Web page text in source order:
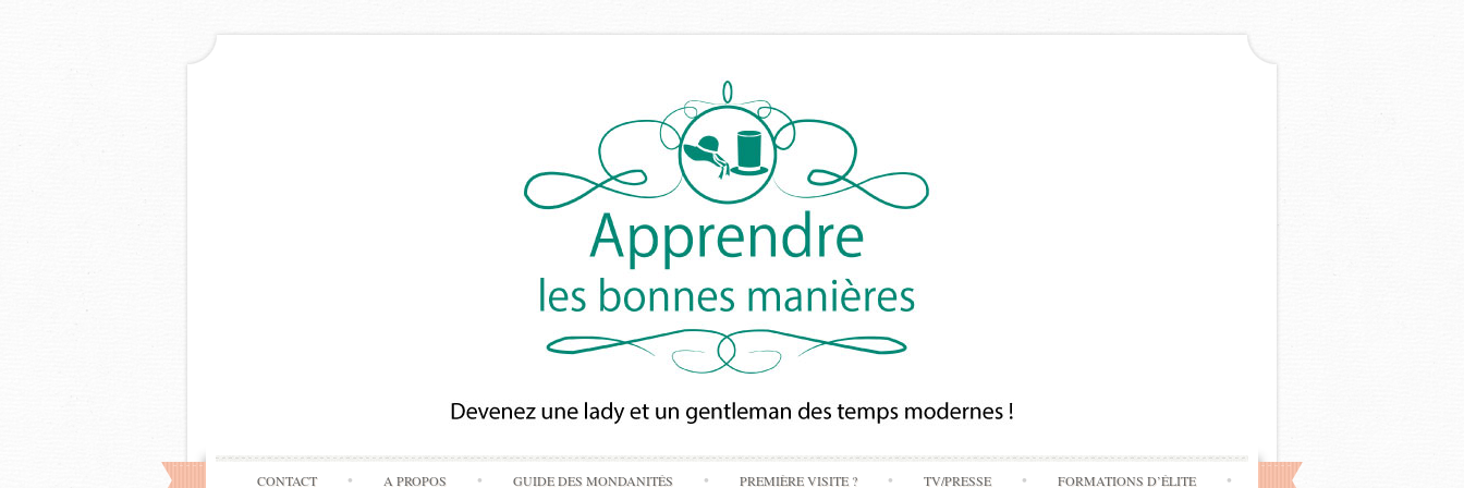
Skip
CONTACT A PROPOS GUIDE DES MONDANITÉS PREMIÈRE VISITE ? TV/PRESSE FORMATIONS D’ÉLITE